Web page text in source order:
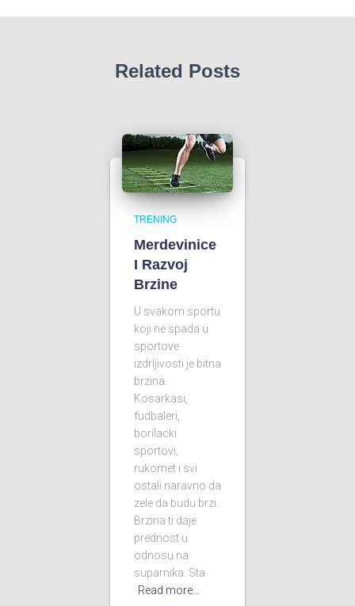
Related Posts
TRENING
Merdevinice
I Razvoj
Brzine
U svakom sportu
koji ne spada u
sportove
izdrljivosti je bitna
brzina.
Kosarkasi,
fudbaleri,
borilacki
sportovi,
rukomet i svi
ostali naravno da
zele da budu brzi.
Brzina ti daje
prednost u
odnosu na
suparnika. Sta
Read more…